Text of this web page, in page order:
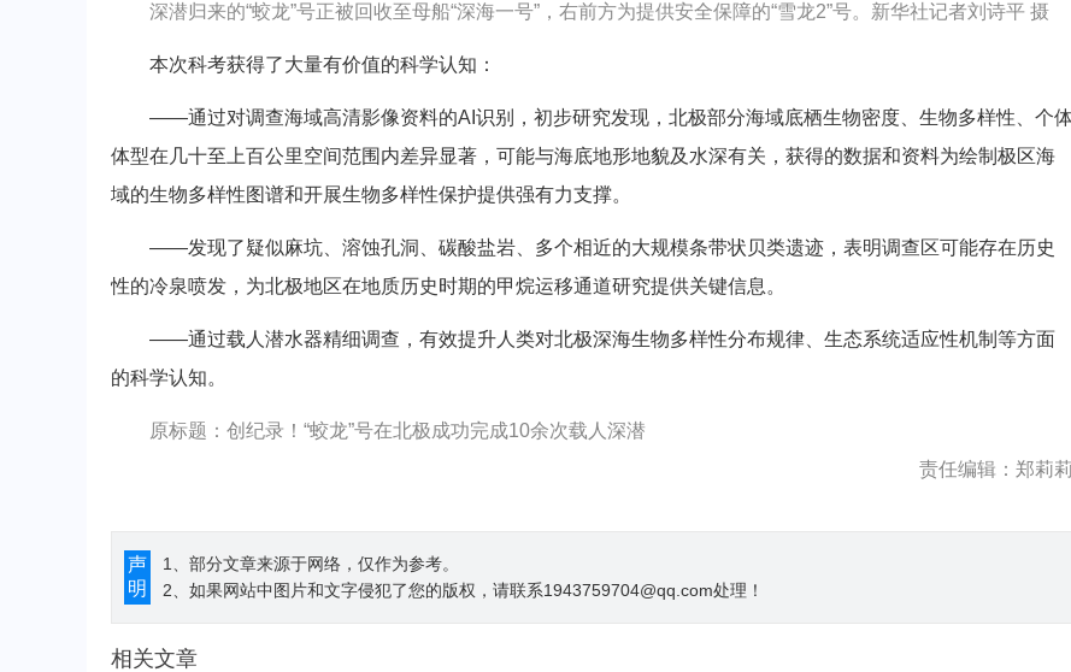
深潜归来的“蛟龙”号正被回收至母船“深海一号”，右前方为提供安全保障的“雪龙2”号。新华社记者刘诗平 摄
本次科考获得了大量有价值的科学认知：
——通过对调查海域高清影像资料的AI识别，初步研究发现，北极部分海域底栖生物密度、生物多样性、个
体型在几十至上百公里空间范围内差异显著，可能与海底地形地貌及水深有关，获得的数据和资料为绘制极区海
域的生物多样性图谱和开展生物多样性保护提供强有力支撑。
——发现了疑似麻坑、溶蚀孔洞、碳酸盐岩、多个相近的大规模条带状贝类遗迹，表明调查区可能存在历史
性的冷泉喷发，为北极地区在地质历史时期的甲烷运移通道研究提供关键信息。
——通过载人潜水器精细调查，有效提升人类对北极深海生物多样性分布规律、生态系统适应性机制等方面
的科学认知。
原标题：创纪录！“蛟龙”号在北极成功完成10余次载人深潜
责任编辑：郑莉莉
声
明
1、部分文章来源于网络，仅作为参考。
2、如果网站中图片和文字侵犯了您的版权，请联系1943759704@qq.com处理！
相关文章